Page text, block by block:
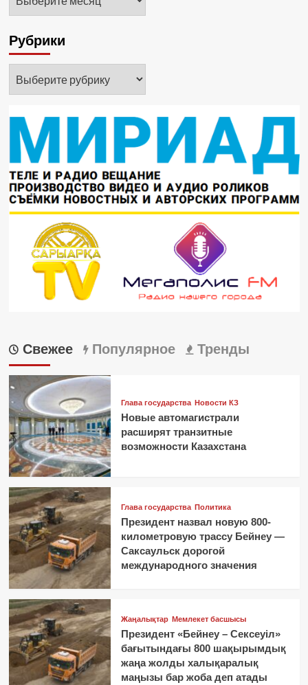
Рубрики
Свежее Популярное Тренды
Глава государства Новости КЗ
Новые автомагистрали
расширят транзитные
возможности Казахстана
Глава государства Политика
Президент назвал новую 800-
километровую трассу Бейнеу —
Саксаульск дорогой
международного значения
Жаңалықтар Мемлекет басшысы
Президент «Бейнеу – Сексеуіл»
бағытындағы 800 шақырымдық
жаңа жолды халықаралық
маңызы бар жоба деп атады